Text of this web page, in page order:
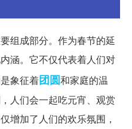
组成部分。作为春节的延
涵。它不仅代表着人们对
象征着团圆和家庭的温
人们会一起吃元宵、观赏
增加了人们的欢乐氛围，